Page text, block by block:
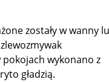
zostały w wanny
wykonano z
gładzią.